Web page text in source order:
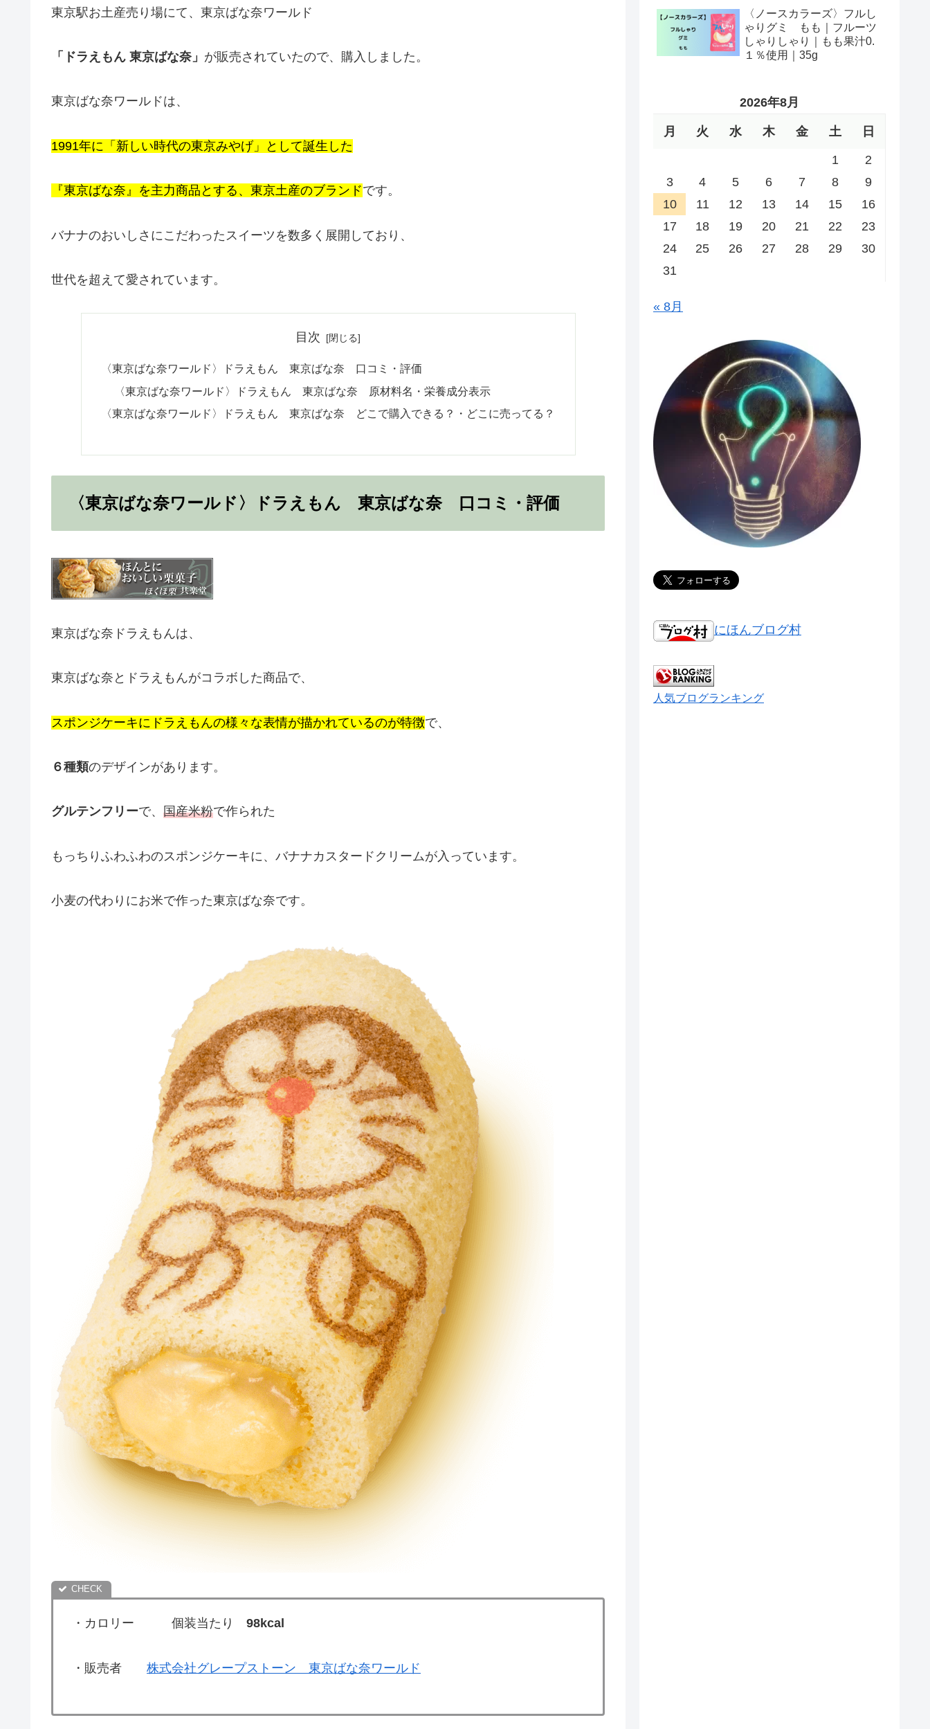
東京駅お土産売り場にて、東京ばな奈ワールド
「ドラえもん 東京ばな奈」 が販売されていたので、購入しました。
東京ばな奈ワールドは、
1991年に「新しい時代の東京みやげ」として誕生した
『東京ばな奈』を主力商品とする、東京土産のブランドです。
バナナのおいしさにこだわったスイーツを数多く展開しており、
世代を超えて愛されています。
目次
〈東京ばな奈ワールド〉ドラえもん 東京ばな奈 口コミ・評価
〈東京ばな奈ワールド〉ドラえもん 東京ばな奈 原材料名・栄養成分表示
〈東京ばな奈ワールド〉ドラえもん 東京ばな奈 どこで購入できる？・どこに売ってる？
〈東京ばな奈ワールド〉ドラえもん 東京ばな奈 口コミ・評価
東京ばな奈ドラえもんは、
東京ばな奈とドラえもんがコラボした商品で、
スポンジケーキにドラえもんの様々な表情が描かれているのが特徴で、
６種類のデザインがあります。
グルテンフリーで、 国産米粉で作られた
もっちりふわふわのスポンジケーキに、バナナカスタードクリームが入っています。
小麦の代わりにお米で作った東京ばな奈です。
・カロリー 個装当たり 98kcal
・販売者 株式会社グレープストーン 東京ばな奈ワールド
〈ノースカラーズ〉フルし
ゃりグミ もも｜フルーツ
しゃりしゃり｜もも果汁0.
１％使用｜35g
2026年8月
月 火 水 木 金 土 日
1
2
3
4 5 6 7 8
9
10
11 12 13 14 15
16
17
18 19 20 21 22
23
24
25 26 27 28 29
30
31
« 8月
にほんブログ村
人気ブログランキング